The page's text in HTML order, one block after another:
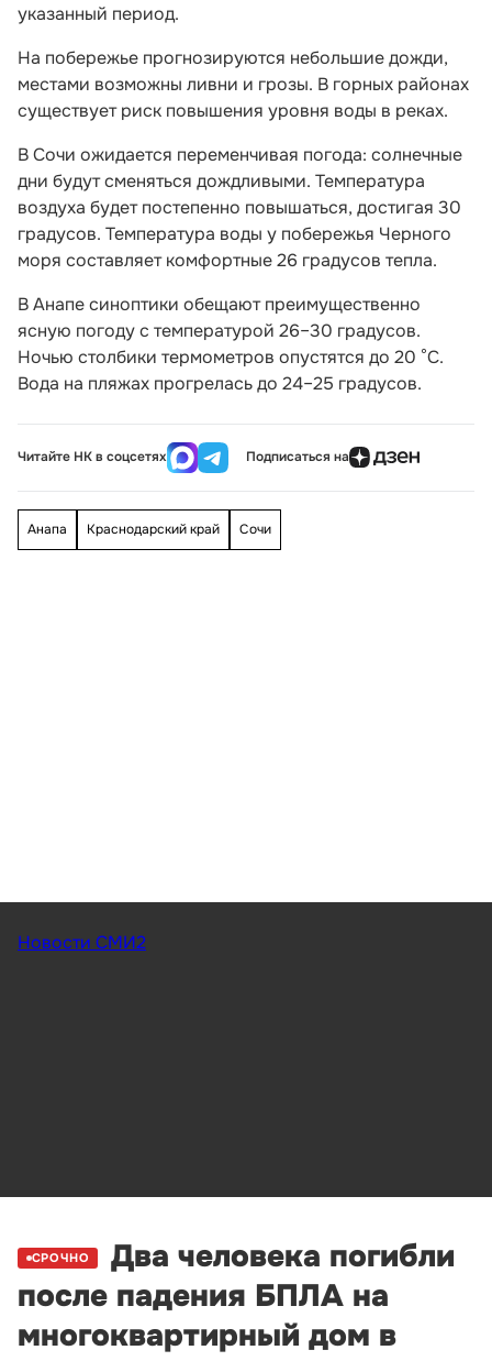
указанный период.
На побережье прогнозируются небольшие дожди,
местами возможны ливни и грозы. В горных районах
существует риск повышения уровня воды в реках.
В Сочи ожидается переменчивая погода: солнечные
дни будут сменяться дождливыми. Температура
воздуха будет постепенно повышаться, достигая 30
градусов. Температура воды у побережья Черного
моря составляет комфортные 26 градусов тепла.
В Анапе синоптики обещают преимущественно
ясную погоду с температурой 26–30 градусов.
Ночью столбики термометров опустятся до 20 °С.
Вода на пляжах прогрелась до 24–25 градусов.
Читайте НК в соцсетях Подписаться на
Анапа Краснодарский край Сочи
Новости СМИ2
СРОЧНО
Два человека погибли
после падения БПЛА на
многоквартирный дом в